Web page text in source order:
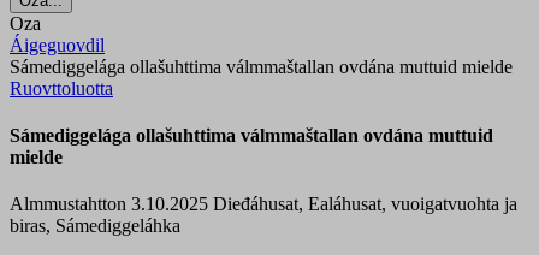
Oza
Áigeguovdil
Sámediggelága ollašuhttima válmmaštallan ovdána muttuid mielde
Ruovttoluotta
Sámediggelága ollašuhttima válmmaštallan ovdána muttuid
mielde
Almmustahtton 3.10.2025 Dieđáhusat, Ealáhusat, vuoigatvuohta ja
biras, Sámediggeláhka